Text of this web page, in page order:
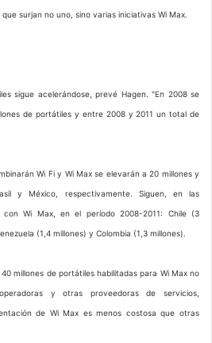
surjan no uno, sino varias iniciativas Wi Max.
sigue acelerándose, prevé Hagen. "En 2008 se
de portátiles y entre 2008 y 2011 un total de
Wi Fi y Wi Max se elevarán a 20 millones y
y México, respectivamente. Siguen, en las
con Wi Max, en el período 2008-2011: Chile (3
(1,4 millones) y Colombia (1,3 millones).
millones de portátiles habilitadas para Wi Max no
y otras proveedoras de servicios,
de Wi Max es menos costosa que otras